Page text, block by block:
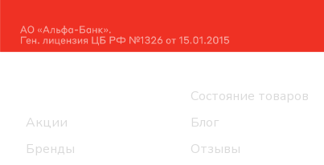
Акции
Бренды
Состояние товаров
Блог
Отзывы